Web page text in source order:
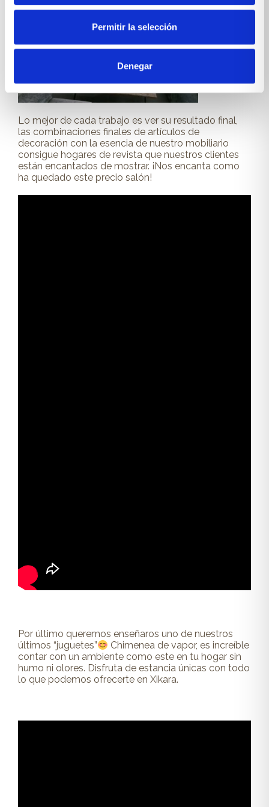
Permitir la selección
Denegar
Lo mejor de cada trabajo es ver su resultado final,
las combinaciones finales de artículos de
decoración con la esencia de nuestro mobiliario
consigue hogares de revista que nuestros clientes
están encantados de mostrar. ¡Nos encanta como
ha quedado este precio salón!
Por último queremos enseñaros uno de nuestros
últimos “juguetes”
Chimenea de vapor, es increíble
contar con un ambiente como este en tu hogar sin
humo ni olores. Disfruta de estancia únicas con todo
lo que podemos ofrecerte en Xikara.